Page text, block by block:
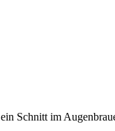
Schnitt im